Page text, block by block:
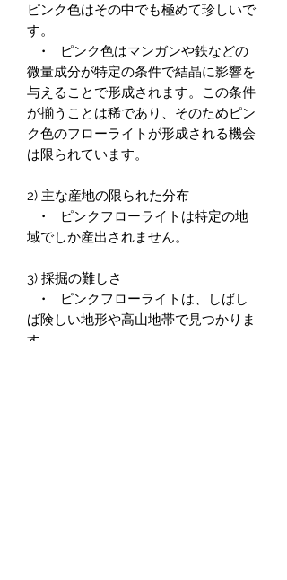
ピンク色はその中でも極めて珍しいで
す。
• ピンク色はマンガンや鉄などの
微量成分が特定の条件で結晶に影響を
与えることで形成されます。この条件
が揃うことは稀であり、そのためピン
ク色のフローライトが形成される機会
は限られています。
2) 主な産地の限られた分布
• ピンクフローライトは特定の地
域でしか産出されません。
3) 採掘の難しさ
• ピンクフローライトは、しばし
ば険しい地形や高山地帯で見つかりま
す。